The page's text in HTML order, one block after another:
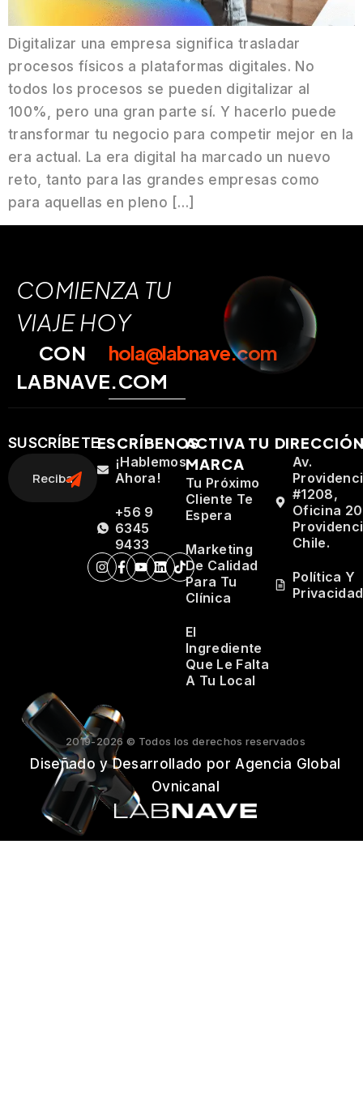
Digitalizar una empresa significa trasladar
procesos físicos a plataformas digitales. No
todos los procesos se pueden digitalizar al
100%, pero una gran parte sí. Y hacerlo puede
transformar tu negocio para competir mejor en la
era actual. La era digital ha marcado un nuevo
reto, tanto para las grandes empresas como
para aquellas en pleno […]
COMIENZA TU
VIAJE HOY
CON
LABNAVE.COM
hola@labnave.com
SUSCRÍBETEESCRÍBENOS
¡Hablemos
Ahora!
+56 9
6345
9433
ACTIVA TU
MARCA
Tu Próximo
Cliente Te
Espera
Marketing
De Calidad
Para Tu
Clínica
El
Ingrediente
Que Le Falta
A Tu Local
Av.
#1208,
Oficina
Chile.
Política Y
Privacidad
2019-2026 © Todos los derechos reservados
Diseñado y Desarrollado por Agencia Global
Ovnicanal